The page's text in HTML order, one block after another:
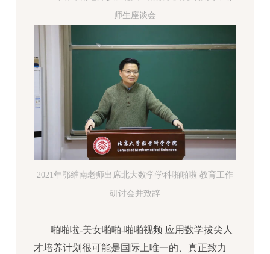
师生座谈会
2021年鄂维南老师出席北大数学学科啪啪啦 教育工作
研讨会并致辞
啪啪啦-美女啪啪-啪啪视频 应用数学拔尖人
才培养计划很可能是国际上唯一的、真正致力